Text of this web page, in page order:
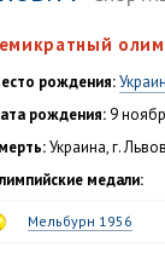
рождения:
рождения: 9
Украина, г.
медали:
Мельбурн 1956